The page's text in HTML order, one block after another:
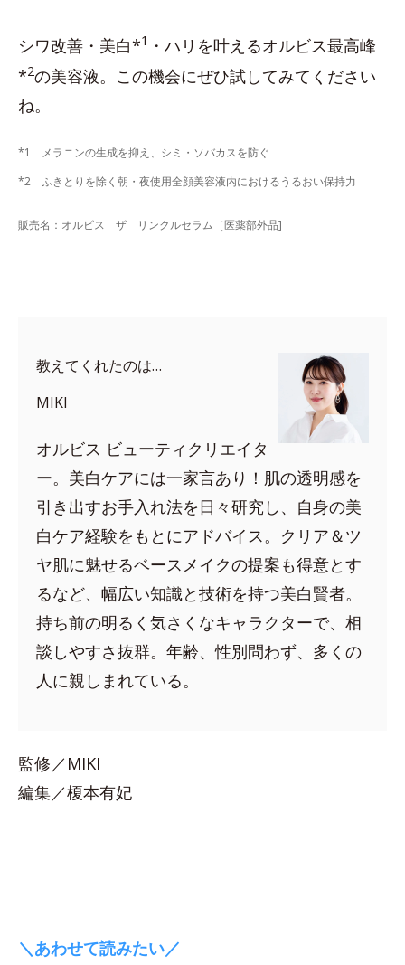
シワ改善・美白*1 ・ハリを叶えるオルビス最高峰
*2の美容液。この機会にぜひ試してみてください
ね。
*1 メラニンの生成を抑え、シミ・ソバカスを防ぐ
*2 ふきとりを除く朝・夜使用全顔美容液内におけるうるおい保持力
販売名：オルビス ザ リンクルセラム［医薬部外品]
教えてくれたのは…
MIKI
オルビス ビューティクリエイタ
ー。美白ケアには一家言あり！肌の透明感を
引き出すお手入れ法を日々研究し、自身の美
白ケア経験をもとにアドバイス。クリア＆ツ
ヤ肌に魅せるベースメイクの提案も得意とす
るなど、幅広い知識と技術を持つ美白賢者。
持ち前の明るく気さくなキャラクターで、相
談しやすさ抜群。年齢、性別問わず、多くの
人に親しまれている。
監修／MIKI
編集／榎本有妃
＼あわせて読みたい／